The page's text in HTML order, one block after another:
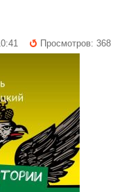
Просмотров: 368